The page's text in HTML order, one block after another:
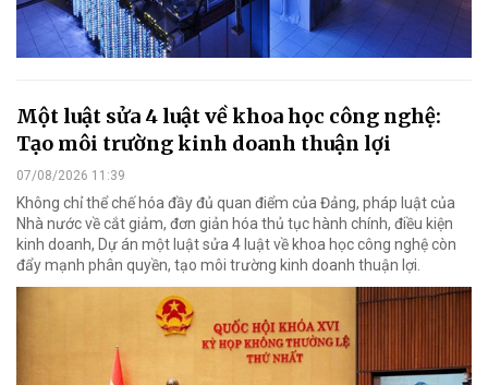
Một luật sửa 4 luật về khoa học công nghệ:
Tạo môi trường kinh doanh thuận lợi
07/08/2026 11:39
Không chỉ thể chế hóa đầy đủ quan điểm của Đảng, pháp luật của
Nhà nước về cắt giảm, đơn giản hóa thủ tục hành chính, điều kiện
kinh doanh, Dự án một luật sửa 4 luật về khoa học công nghệ còn
đẩy mạnh phân quyền, tạo môi trường kinh doanh thuận lợi.